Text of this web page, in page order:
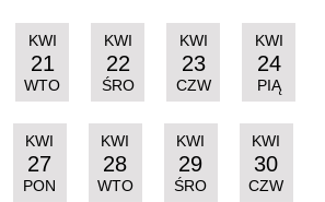
KWI
21
WTO
KWI
22
ŚRO
KWI
23
CZW
KWI
24
PIĄ
KWI
27
PON
KWI
28
WTO
KWI
29
ŚRO
KWI
30
CZW